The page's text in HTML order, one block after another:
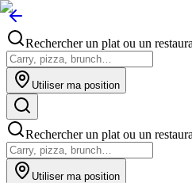
Rechercher un plat ou un
Utiliser ma position
Rechercher un plat ou un
Utiliser ma position